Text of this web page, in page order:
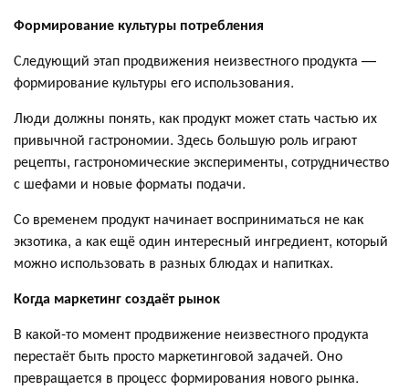
Формирование культуры потребления
Следующий этап продвижения неизвестного продукта —
формирование культуры его использования.
Люди должны понять, как продукт может стать частью их
привычной гастрономии. Здесь большую роль играют
рецепты, гастрономические эксперименты, сотрудничество
с шефами и новые форматы подачи.
Со временем продукт начинает восприниматься не как
экзотика, а как ещё один интересный ингредиент, который
можно использовать в разных блюдах и напитках.
Когда маркетинг создаёт рынок
В какой-то момент продвижение неизвестного продукта
перестаёт быть просто маркетинговой задачей. Оно
превращается в процесс формирования нового рынка.